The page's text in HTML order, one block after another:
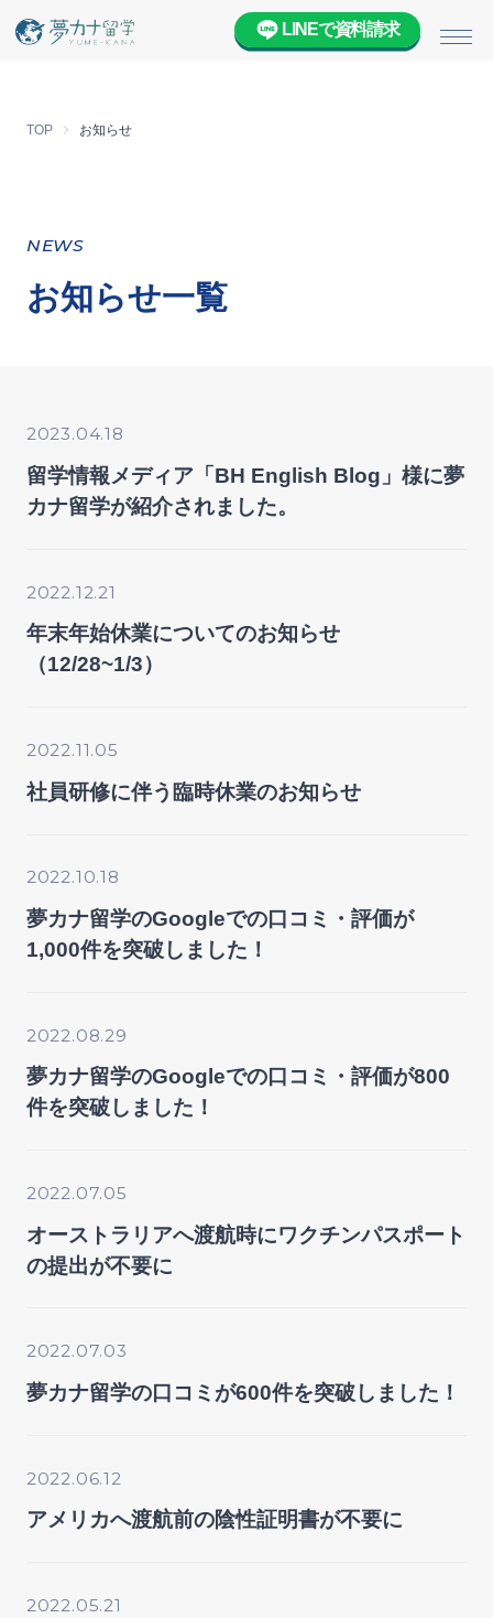
メ
LINEで資料請求
TOP お知らせ
NEWS
お知らせ一覧
2023.04.18
留学情報メディア「BH English Blog」様に夢
カナ留学が紹介されました。
2022.12.21
年末年始休業についてのお知らせ
（12/28~1/3）
2022.11.05
社員研修に伴う臨時休業のお知らせ
2022.10.18
夢カナ留学のGoogleでの口コミ・評価が
1,000件を突破しました！
2022.08.29
夢カナ留学のGoogleでの口コミ・評価が800
件を突破しました！
2022.07.05
オーストラリアへ渡航時にワクチンパスポート
の提出が不要に
2022.07.03
夢カナ留学の口コミが600件を突破しました！
2022.06.12
アメリカへ渡航前の陰性証明書が不要に
2022.05.21